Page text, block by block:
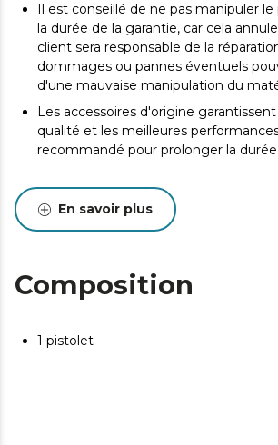
Il est conseillé de ne pas manipuler
la durée de la garantie, car cela
client sera responsable de la
dommages ou pannes éventuels
d'une mauvaise manipulation du
Les accessoires d'origine
qualité et les meilleures
recommandé pour prolonger la
En savoir plus
Composition
1 pistolet